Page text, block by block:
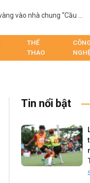
THỂ
THAO
Tin nổi bật